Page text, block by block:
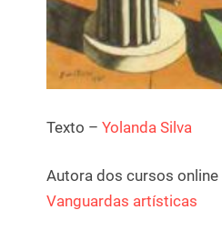
Texto – Yolanda Silva
Autora dos cursos online
Vanguardas artísticas